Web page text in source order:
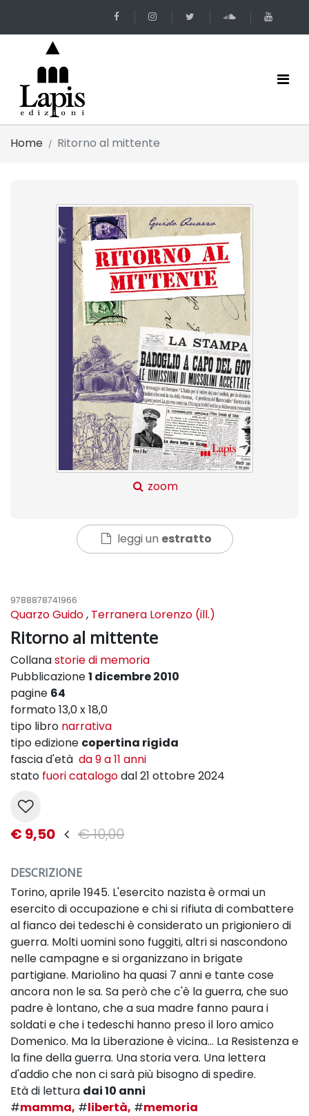
Home Ritorno al mittente
zoom
leggi un estratto
9788878741966
Quarzo Guido, Terranera Lorenzo (ill.)
Ritorno al mittente
Collanastorie di memoria
Pubblicazione1 dicembre 2010
pagine 64
formato 13,0 x 18,0
tipo libro narrativa
tipo edizione copertina rigida
fascia d'età da 9 a 11 anni
stato fuori catalogodal 21 ottobre 2024
€ 9,50 € 10,00
DESCRIZIONE
Torino, aprile 1945. L'esercito nazista è ormai un
esercito di occupazione e chi si rifiuta di combattere
al fianco dei tedeschi è considerato un prigioniero di
guerra. Molti uomini sono fuggiti, altri si nascondono
nelle campagne e si organizzano in brigate
partigiane. Mariolino ha quasi 7 anni e tante cose
ancora non le sa. Sa però che c'è la guerra, che suo
padre è lontano, che a sua madre fanno paura i
soldati e che i tedeschi hanno preso il loro amico
Domenico. Ma la Liberazione è vicina... La Resistenza e
la fine della guerra. Una storia vera. Una lettera
d'addio che non ci sarà più bisogno di spedire.
Età di lettura dai 10 anni
#mamma, #libertà, #memoria